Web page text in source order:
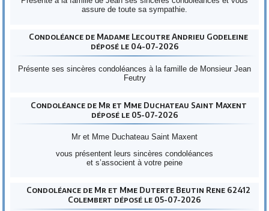
assure de toute sa sympathie.
Condoléance de Madame Lecoutre Andrieu Godeleine
déposé le 04-07-2026
Présente ses sincères condoléances à la famille de Monsieur Jean
Feutry
Condoléance de Mr et Mme Duchateau Saint Maxent
déposé le 05-07-2026
Mr et Mme Duchateau Saint Maxent
vous présentent leurs sincères condoléances
et s’associent à votre peine
Condoléance de Mr et Mme Duterte Beutin Rene 62412
Colembert déposé le 05-07-2026